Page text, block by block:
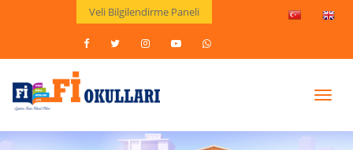
Veli Bilgilendirme Paneli